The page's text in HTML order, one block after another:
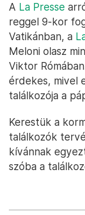
A La Presse
reggel 9-kor
Vatikánban, a
Meloni olasz
Viktor
érdekes, mivel
találkozója a
Kerestük a
találkozók
kívánnak
szóba a